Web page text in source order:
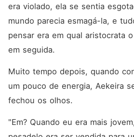
era violado, ela se sentia
mundo parecia esmagá-la, e
pensar era em qual aristocrata
em seguida.
Muito tempo depois, quando
um pouco de energia, Aekeira
fechou os olhos.
"Em? Quando eu era mais